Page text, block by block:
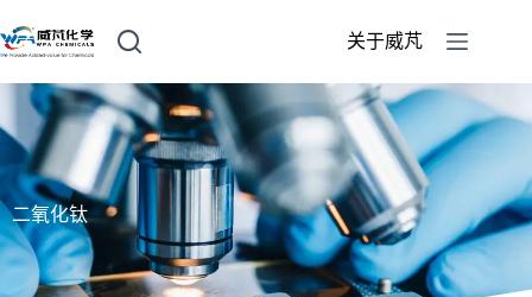
关于威芃
二氧化钛